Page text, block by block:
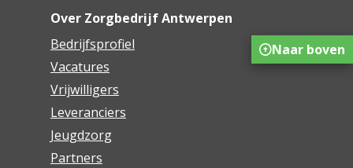
Over Zorgbedrijf Antwerpen
Bedrijfsprofiel
Vacatures
Vrijwilligers
Leveranciers
Jeugdzorg
Partners
Naar boven